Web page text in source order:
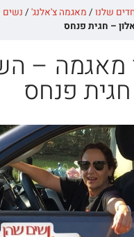
שלנו / מאגמה צ'אלנג' /
– חגית פנחס
מאגמה –
פנחס